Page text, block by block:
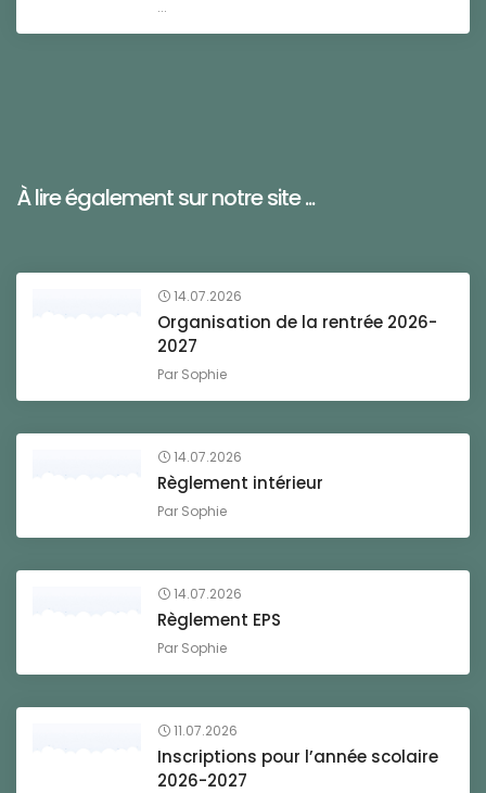
...
À lire également sur notre site ...
14.07.2026
Organisation de la rentrée 2026-
2027
Par Sophie
14.07.2026
Règlement intérieur
Par Sophie
14.07.2026
Règlement EPS
Par Sophie
11.07.2026
Inscriptions pour l’année scolaire
2026-2027